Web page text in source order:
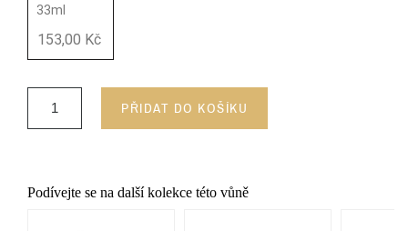
33ml
153,00 Kč
PŘIDAT DO KOŠÍKU
Podívejte se na další kolekce této vůně